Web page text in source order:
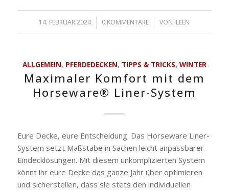
14. FEBRUAR 2024
/ 0 KOMMENTARE
/ VON ILEEN
ALLGEMEIN, PFERDEDECKEN, TIPPS & TRICKS, WINTER
Maximaler Komfort mit dem
Horseware® Liner-System
Eure Decke, eure Entscheidung. Das Horseware Liner-
System setzt Maßstäbe in Sachen leicht anpassbarer
Eindecklösungen. Mit diesem unkomplizierten System
könnt ihr eure Decke das ganze Jahr über optimieren
und sicherstellen, dass sie stets den individuellen